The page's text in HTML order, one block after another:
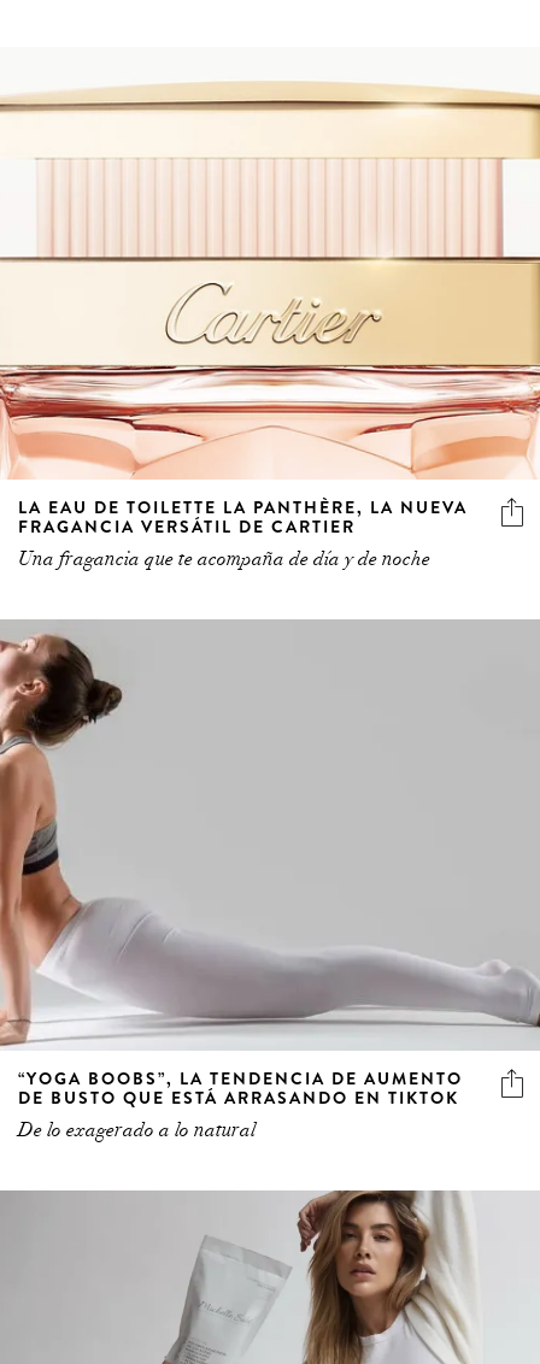
LA EAU DE TOILETTE LA PANTHÈRE, LA NUEVA
FRAGANCIA VERSÁTIL DE CARTIER
Una fragancia que te acompaña de día y de noche
“YOGA BOOBS”, LA TENDENCIA DE AUMENTO
DE BUSTO QUE ESTÁ ARRASANDO EN TIKTOK
De lo exagerado a lo natural